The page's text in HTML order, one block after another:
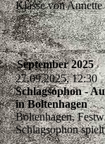
Klasse von
September 2025
27.09.2025, 12:30
Schlagsophon -
in Boltenhagen
Boltenhagen,
Schlagsophon